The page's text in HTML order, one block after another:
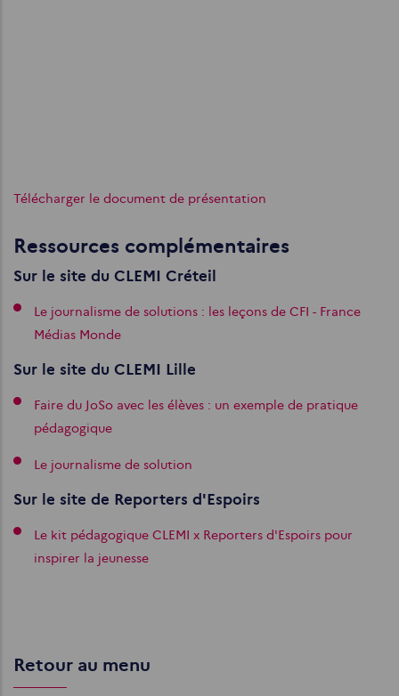
Télécharger le document de présentation
Ressources complémentaires
Sur le site du CLEMI Créteil
Le journalisme de solutions : les leçons de CFI - France
Médias Monde
Sur le site du CLEMI Lille
Faire du JoSo avec les élèves : un exemple de pratique
pédagogique
Le journalisme de solution
Sur le site de Reporters d'Espoirs
Le kit pédagogique CLEMI x Reporters d'Espoirs pour
inspirer la jeunesse
Retour au menu